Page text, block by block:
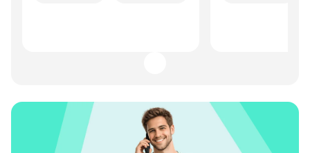
GS8 отличный выбор.
мере